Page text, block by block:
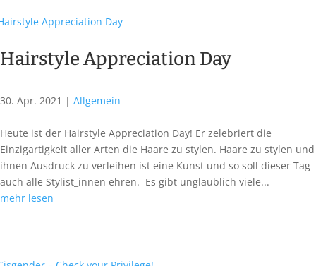
Hairstyle Appreciation Day
30. Apr. 2021 | Allgemein
Heute ist der Hairstyle Appreciation Day! Er zelebriert die
Einzigartigkeit aller Arten die Haare zu stylen. Haare zu stylen und
ihnen Ausdruck zu verleihen ist eine Kunst und so soll dieser Tag
auch alle Stylist_innen ehren. Es gibt unglaublich viele...
mehr lesen